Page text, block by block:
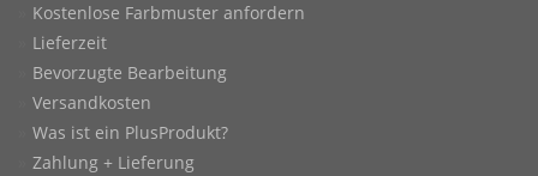
Kostenlose Farbmuster anfordern
Lieferzeit
Bevorzugte Bearbeitung
Versandkosten
Was ist ein PlusProdukt?
Zahlung + Lieferung